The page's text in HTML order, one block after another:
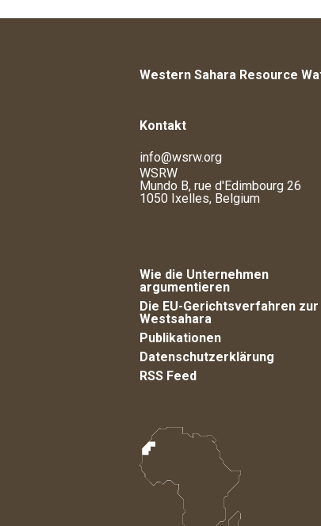
Western Sahara Resource
Kontakt
info@wsrw.org
WSRW
Mundo B, rue d'Edimbourg 26
1050 Ixelles, Belgium
Wie die Unternehmen
argumentieren
Die EU-Gerichtsverfahren zur
Westsahara
Publikationen
Datenschutzerklärung
RSS Feed